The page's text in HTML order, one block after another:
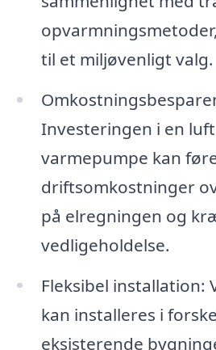
til et miljøvenligt valg.
Investeringen i en
varmepumpe kan
driftsomkostninger
på elregningen og
vedligeholdelse.
Fleksibel installation:
kan installeres i
eksisterende